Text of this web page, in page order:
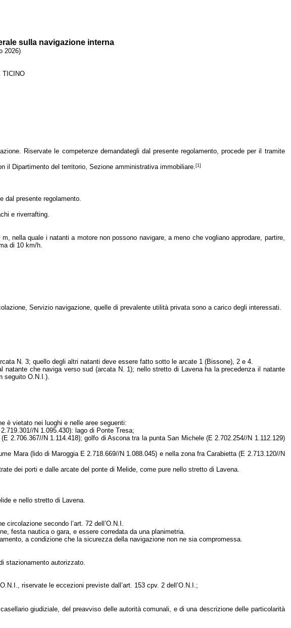
sulla navigazione interna
2026)
TICINO
Riservate le competenze demandategli dal presente regolamento, procede per il tramite
il Dipartimento del territorio, Sezione amministrativa immobiliare.[1]
dal presente regolamento.
e riverrafting.
m , nella quale i natanti a motore non possono navigare, a meno che vogliano approdare, partire,
di 10 km/h
Servizio navigazione, quelle di prevalente utilità privata sono a carico degli interessati.
N. 3; quello degli altri natanti deve essere fatto sotto le arcate 1 (Bissone), 2 e 4.
che naviga verso sud (arcata N. 1); nello stretto di Lavena ha la precedenza il natante
seguito O.N.I.).
è vietato nei luoghi e nelle aree seguenti:
N 1.095.430): lago di Ponte Tresa;
2.706.367//N 1.114.418); golfo di Ascona tra la punta San Michele (E 2.702.254//N 1.112.129)
Mara (lido di Maroggia E 2.718.669//N 1.088.045) e nella zona fra Carabietta (E 2.713.120//N
dei porti e dalle arcate del ponte di Melide, come pure nello stretto di Lavena.
e nello stretto di Lavena.
secondo l’art. 72 dell’O.N.I.
festa nautica o gara, e essere corredata da una planimetria.
a condizione che la sicurezza della navigazione non ne sia compromessa.
stazionamento autorizzato.
riservate le eccezioni previste dall’art. 153 cpv. 2 dell’O.N.I.;
giudiziale, del preavviso delle autorità comunali, e di una descrizione delle particolarità